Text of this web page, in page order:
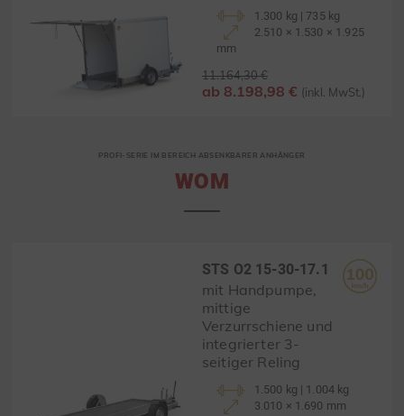
1.300 kg | 735 kg
2.510 × 1.530 × 1.925
mm
11.164,30 €
ab 8.198,98 € (inkl. MwSt.)
PROFI-SERIE IM BEREICH ABSENKBARER ANHÄNGER
WOM
STS O2 15-30-17.1
mit Handpumpe,
mittige
Verzurrschiene und
integrierter 3-
seitiger Reling
1.500 kg | 1.004 kg
3.010 × 1.690 mm